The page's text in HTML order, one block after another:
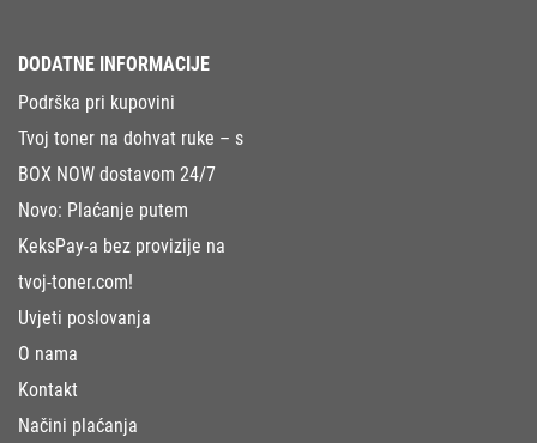
DODATNE INFORMACIJE
Podrška pri kupovini
Tvoj toner na dohvat ruke – s
BOX NOW dostavom 24/7
Novo: Plaćanje putem
KeksPay-a bez provizije na
tvoj-toner.com!
Uvjeti poslovanja
O nama
Kontakt
Načini plaćanja